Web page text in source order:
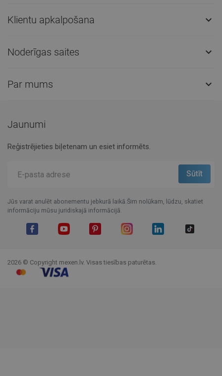
Klientu apkalpošana 
Noderīgas saites 
Par mums 
Jaunumi
Reģistrējieties biļetenam un esiet informēts.
Jūs varat anulēt abonementu jebkurā laikā.Šim nolūkam, lūdzu, skatiet
informāciju mūsu juridiskajā informācijā.
2026 © Copyright mexen.lv. Visas tiesības paturētas.